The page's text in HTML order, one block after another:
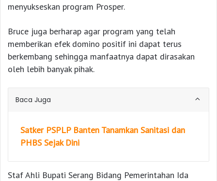
menyukseskan program Prosper.
Bruce juga berharap agar program yang telah
memberikan efek domino positif ini dapat terus
berkembang sehingga manfaatnya dapat dirasakan
oleh lebih banyak pihak.
Baca Juga
Satker PSPLP Banten Tanamkan Sanitasi dan
PHBS Sejak Dini
Staf Ahli Bupati Serang Bidang Pemerintahan Ida